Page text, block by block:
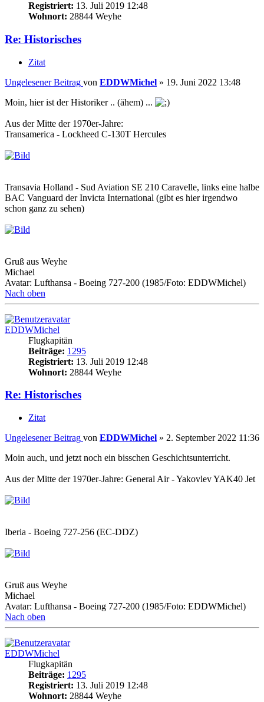
Registriert: 13. Juli 2019 12:48
Wohnort: 28844 Weyhe
Re: Historisches
Zitat
Ungelesener Beitrag von EDDWMichel » 19. Juni 2022 13:48
Moin, hier ist der Historiker .. (ähem) ...
Aus der Mitte der 1970er-Jahre:
Transamerica - Lockheed C-130T Hercules
Transavia Holland - Sud Aviation SE 210 Caravelle, links eine halbe
BAC Vanguard der Invicta International (gibt es hier irgendwo
schon ganz zu sehen)
Gruß aus Weyhe
Michael
Avatar: Lufthansa - Boeing 727-200 (1985/Foto: EDDWMichel)
Nach oben
EDDWMichel
Flugkapitän
Beiträge: 1295
Registriert: 13. Juli 2019 12:48
Wohnort: 28844 Weyhe
Re: Historisches
Zitat
Ungelesener Beitrag von EDDWMichel » 2. September 2022 11:36
Moin auch, und jetzt noch ein bisschen Geschichtsunterricht.
Aus der Mitte der 1970er-Jahre: General Air - Yakovlev YAK40 Jet
Iberia - Boeing 727-256 (EC-DDZ)
Gruß aus Weyhe
Michael
Avatar: Lufthansa - Boeing 727-200 (1985/Foto: EDDWMichel)
Nach oben
EDDWMichel
Flugkapitän
Beiträge: 1295
Registriert: 13. Juli 2019 12:48
Wohnort: 28844 Weyhe